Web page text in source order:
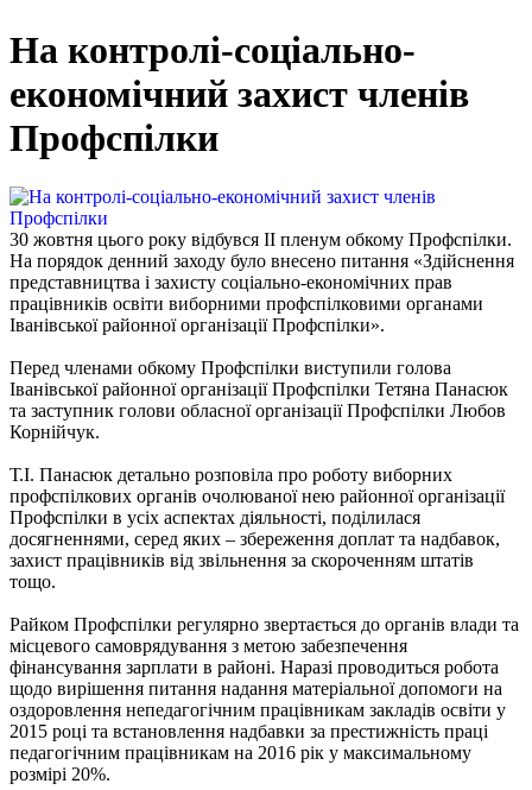
На контролі-соціально-
економічний захист членів
Профспілки
30 жовтня цього року відбувся ІІ пленум обкому Профспілки.
На порядок денний заходу було внесено питання «Здійснення
представництва і захисту соціально-економічних прав
працівників освіти виборними профспілковими органами
Іванівської районної організації Профспілки».
Перед членами обкому Профспілки виступили голова
Іванівської районної організації Профспілки Тетяна Панасюк
та заступник голови обласної організації Профспілки Любов
Корнійчук.
Т.І. Панасюк детально розповіла про роботу виборних
профспілкових органів очолюваної нею районної організації
Профспілки в усіх аспектах діяльності, поділилася
досягненнями, серед яких – збереження доплат та надбавок,
захист працівників від звільнення за скороченням штатів
тощо.
Райком Профспілки регулярно звертається до органів влади та
місцевого самоврядування з метою забезпечення
фінансування зарплати в районі. Наразі проводиться робота
щодо вирішення питання надання матеріальної допомоги на
оздоровлення непедагогічним працівникам закладів освіти у
2015 році та встановлення надбавки за престижність праці
педагогічним працівникам на 2016 рік у максимальному
розмірі 20%.